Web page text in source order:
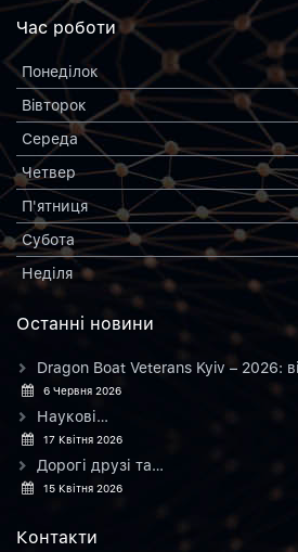
Час роботи
Понеділок
Вiвторок
Середа
Четвер
П'ятниця
Субота
Неділя
Останнi новини
Dragon Boat Veterans Kyiv – 2026:
6 Червня 2026
Наукові…
17 Квітня 2026
Дорогі друзі та…
15 Квітня 2026
Контакти